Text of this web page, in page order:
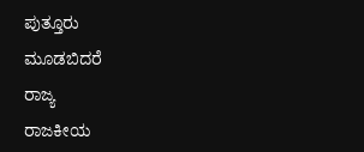
ಪುತ್ತೂರು
ಮೂಡಬಿದರೆ
ರಾಜ್ಯ
ರಾಜಕೀಯ